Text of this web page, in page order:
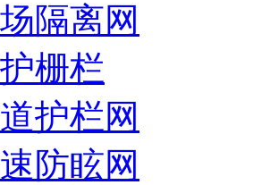
隔离网
栅栏
护栏网
防眩网